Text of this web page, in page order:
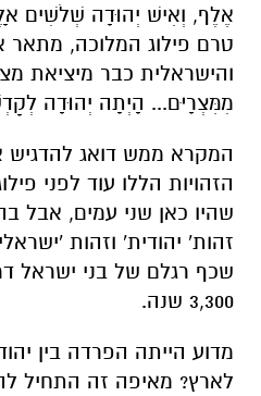
אֶלֶף, וְאִישׁ יְהוּדָה שְׁלֹשִׁים
טרם פילוג המלוכה, מתאר
והישראלית כבר מיציאת
מִמִּצְרָיִם... הָיְתָה יְהוּדָה
המקרא ממש דואג להדגיש
הזהויות הללו עוד לפני
שהיו כאן שני עמים, אבל
זהות' יהודית' וזהות '
שכף רגלם של בני ישראל
3,300 שנה.
מדוע הייתה הפרדה בין
לארץ? מאיפה זה התחיל